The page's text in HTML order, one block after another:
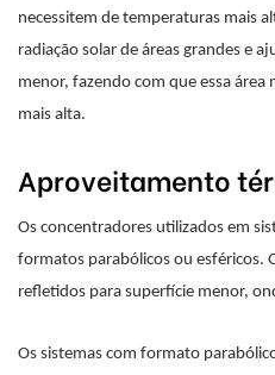
necessitem de temperaturas mais
radiação solar de áreas grandes e
menor, fazendo com que essa
mais alta.
Aproveitamento
Os concentradores utilizados em
formatos parabólicos ou esféricos.
refletidos para superfície menor,
Os sistemas com formato